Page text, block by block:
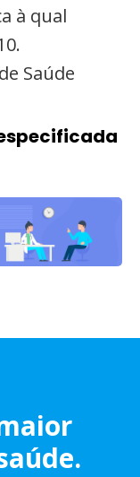
à qual
Saúde